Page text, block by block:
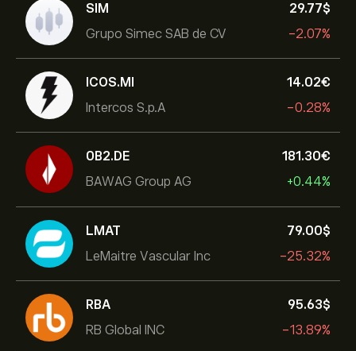
SIM
Grupo Simec SAB de CV
29.77‎$‎
-2.07%
ICOS.MI
Intercos S.p.A
14.02‎€‎
-0.28%
0B2.DE
BAWAG Group AG
181.30‎€‎
+0.44%
LMAT
LeMaitre Vascular Inc
79.00‎$‎
-25.32%
RBA
RB Global INC
95.63‎$‎
-13.89%